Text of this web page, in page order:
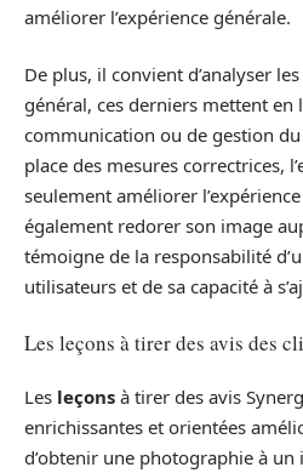
améliorer l’expérience générale.
De plus, il convient d’analyser
général, ces derniers mettent en
communication ou de gestion
place des mesures correctrices,
seulement améliorer
également redorer son image
témoigne de la responsabilité
utilisateurs et de sa capacité à
Les leçons à tirer des avis des
Les leçons à tirer des avis
enrichissantes et orientées
d’obtenir une photographie à